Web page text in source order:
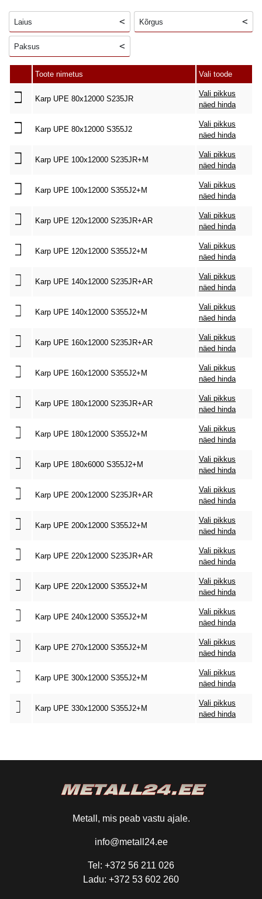
Laius Kõrgus
Paksus
Toote nimetus Vali toode
Karp UPE 80x12000 S235JR
Vali pikkus
näed hinda
Karp UPE 80x12000 S355J2
Vali pikkus
näed hinda
Karp UPE 100x12000 S235JR+M
Vali pikkus
näed hinda
Karp UPE 100x12000 S355J2+M
Vali pikkus
näed hinda
Karp UPE 120x12000 S235JR+AR
Vali pikkus
näed hinda
Karp UPE 120x12000 S355J2+M
Vali pikkus
näed hinda
Karp UPE 140x12000 S235JR+AR
Vali pikkus
näed hinda
Karp UPE 140x12000 S355J2+M
Vali pikkus
näed hinda
Karp UPE 160x12000 S235JR+AR
Vali pikkus
näed hinda
Karp UPE 160x12000 S355J2+M
Vali pikkus
näed hinda
Karp UPE 180x12000 S235JR+AR
Vali pikkus
näed hinda
Karp UPE 180x12000 S355J2+M
Vali pikkus
näed hinda
Karp UPE 180x6000 S355J2+M
Vali pikkus
näed hinda
Karp UPE 200x12000 S235JR+AR
Vali pikkus
näed hinda
Karp UPE 200x12000 S355J2+M
Vali pikkus
näed hinda
Karp UPE 220x12000 S235JR+AR
Vali pikkus
näed hinda
Karp UPE 220x12000 S355J2+M
Vali pikkus
näed hinda
Karp UPE 240x12000 S355J2+M
Vali pikkus
näed hinda
Karp UPE 270x12000 S355J2+M
Vali pikkus
näed hinda
Karp UPE 300x12000 S355J2+M
Vali pikkus
näed hinda
Karp UPE 330x12000 S355J2+M
Vali pikkus
näed hinda
Metall, mis peab vastu ajale.
info@metall24.ee
Tel: +372 56 211 026
Ladu: +372 53 602 260